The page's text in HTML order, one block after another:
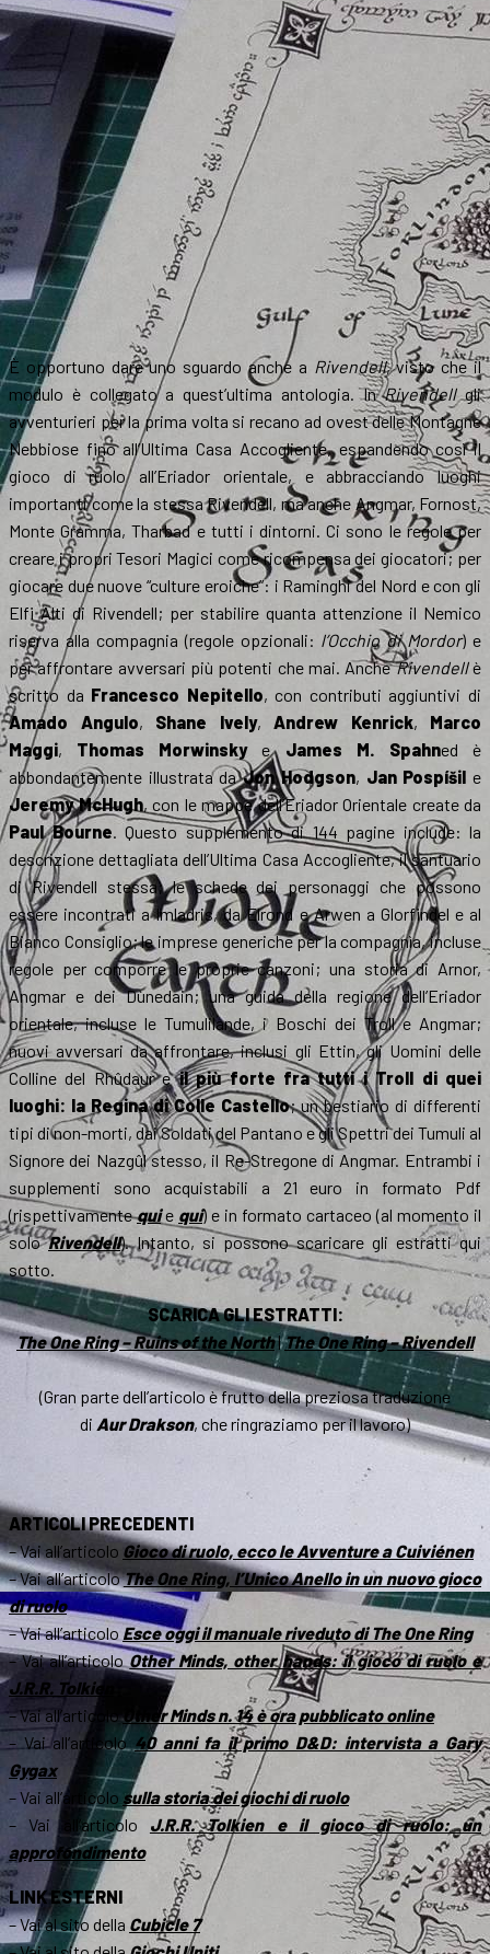
È opportuno dare uno sguardo anche a Rivendell, visto che il
modulo è collegato a quest’ultima antologia. InRivendellgli
avventurieri per la prima volta si recano ad ovest delle Montagne
Nebbiose fino all’Ultima Casa Accogliente, espandendo così il
gioco di ruolo all’Eriador orientale, e abbracciando luoghi
importanti come la stessa Rivendell, ma anche Angmar, Fornost,
Monte Gramma, Tharbad e tutti i dintorni. Ci sono le regole per
creare i propri Tesori Magici come ricompensa dei giocatori; per
giocare due nuove “culture eroiche”: i Raminghi del Nord e con gli
Elfi Alti di Rivendell; per stabilire quanta attenzione il Nemico
riserva alla compagnia (regole opzionali: l’Occhio di Mordor) e
per affrontare avversari più potenti che mai. AncheRivendellè
scritto da Francesco Nepitello, con contributi aggiuntivi di
Amado Angulo, Shane Ively, Andrew Kenrick, Marco
Maggi, Thomas Morwinskye James M. Spahned è
abbondantemente illustrata daJon Hodgson, Jan Pospíšil e
Jeremy McHugh, con le mappe dell’Eriador Orientale create da
Paul Bourne. Questo supplemento di 144 pagine include: la
descrizione dettagliata dell’Ultima Casa Accogliente, il santuario
di Rivendell stessa; le schede dei personaggi che possono
essere incontrati a Imladris, da Elrond e Arwen a Glorfindel e al
Bianco Consiglio; le imprese generiche per la compagnìa, incluse
regole per comporre le proprie canzoni; una storia di Arnor,
Angmar e dei Dùnedain; una guida della regione dell’Eriador
orientale, incluse le Tumulilande, i Boschi dei Troll e Angmar;
nuovi avversari da affrontare, inclusi gli Ettin, gli Uomini delle
Colline del Rhûdaur eil più forte fra tutti i Troll di quei
luoghi: la Regina di Colle Castello; un bestiario di differenti
tipi di non-morti, dai Soldati del Pantano e gli Spettri dei Tumuli al
Signore dei Nazgûl stesso, il Re-Stregone di Angmar. Entrambi i
supplementi sono acquistabili a 21 euro in formato Pdf
(rispettivamentequie qui) e in formato cartaceo (al momento il
soloRivendell). Intanto, si possono scaricare gli estratti qui
sotto.
SCARICA GLI ESTRATTI:
The One Ring – Ruins of the North|The One Ring – Rivendell
(Gran parte dell’articolo è frutto della preziosa traduzione
di Aur Drakson, che ringraziamo per il lavoro)
ARTICOLI PRECEDENTI
– Vai all’articolo Gioco di ruolo, ecco le Avventure a Cuiviénen
– Vai all’articoloThe One Ring, l’Unico Anello in un nuovo gioco
di ruolo
– Vai all’articolo Esce oggi il manuale riveduto di The One Ring
– Vai all’articoloOther Minds, other hands: il gioco di ruolo e
J.R.R. Tolkien
– Vai all’articoloOther Minds n. 14 è ora pubblicato online
– Vai all’articolo 40 anni fa il primo D&D: intervista a Gary
Gygax
– Vai all’articolo sulla storia dei giochi di ruolo
– Vai all’articolo J.R.R. Tolkien e il gioco di ruolo: un
approfondimento
LINK ESTERNI
– Vai al sito della Cubicle 7